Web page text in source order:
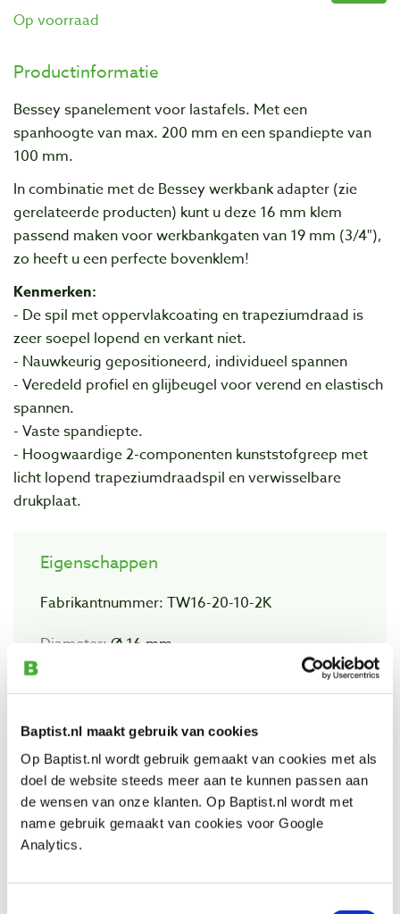
Baptist.nl maakt gebruik van cookies
Op Baptist.nl wordt gebruik gemaakt van cookies met als
doel de website steeds meer aan te kunnen passen aan
de wensen van onze klanten. Op Baptist.nl wordt met
name gebruik gemaakt van cookies voor Google
Analytics.
Op voorraad
Productinformatie
Bessey spanelement voor lastafels. Met een
spanhoogte van max. 200 mm en een spandiepte van
100 mm.
In combinatie met de Bessey werkbank adapter (zie
gerelateerde producten) kunt u deze 16 mm klem
passend maken voor werkbankgaten van 19 mm (3/4"),
zo heeft u een perfecte bovenklem!
Kenmerken:
- De spil met oppervlakcoating en trapeziumdraad is
zeer soepel lopend en verkant niet.
- Nauwkeurig gepositioneerd, individueel spannen
- Veredeld profiel en glijbeugel voor verend en elastisch
spannen.
- Vaste spandiepte.
- Hoogwaardige 2-componenten kunststofgreep met
licht lopend trapeziumdraadspil en verwisselbare
drukplaat.
Eigenschappen
Fabrikantnummer: TW16-20-10-2K
Diameter: Ø 16 mm
Spandiepte:100 mm
Dikte glijstang:22 x 8,5 mm
Gewicht:930 gram
Extra informatie